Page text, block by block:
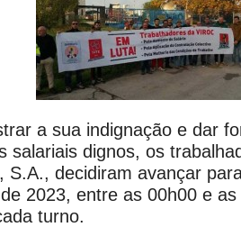
a sua indignação e dar
salariais dignos, os
S.A., decidiram avançar
2023, entre as 00h00 e
turno.